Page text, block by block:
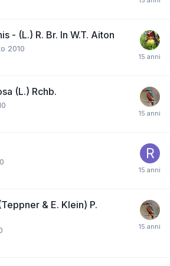
- (L.) R. Br. In W.T. Aiton
2010
(L.) Rchb.
& E. Klein) P.